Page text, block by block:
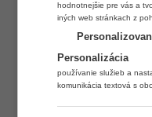
Obnovenie
Ak sa
hodnotnejšie pre vás a
iných web stránkach z
Personalizácia
používanie služieb a
komunikácia textová s